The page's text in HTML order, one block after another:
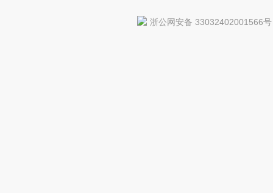
浙公网安备 33032402001566号